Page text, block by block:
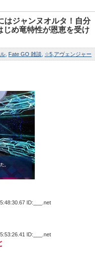
はジャンヌオルタ！自分
じめ竜特性が恩恵を受け
Fate GO 雑談 ☆5 アヴェンジャー
ID:___.net
ID:___.net